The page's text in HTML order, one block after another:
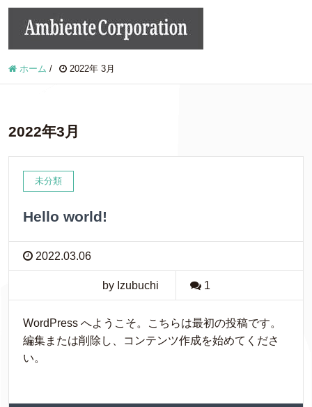
ホーム / 2022年 3月
2022年3月
未分類
Hello world!
2022.03.06
by Izubuchi 1
WordPress へようこそ。こちらは最初の投稿です。
編集または削除し、コンテンツ作成を始めてくださ
い。